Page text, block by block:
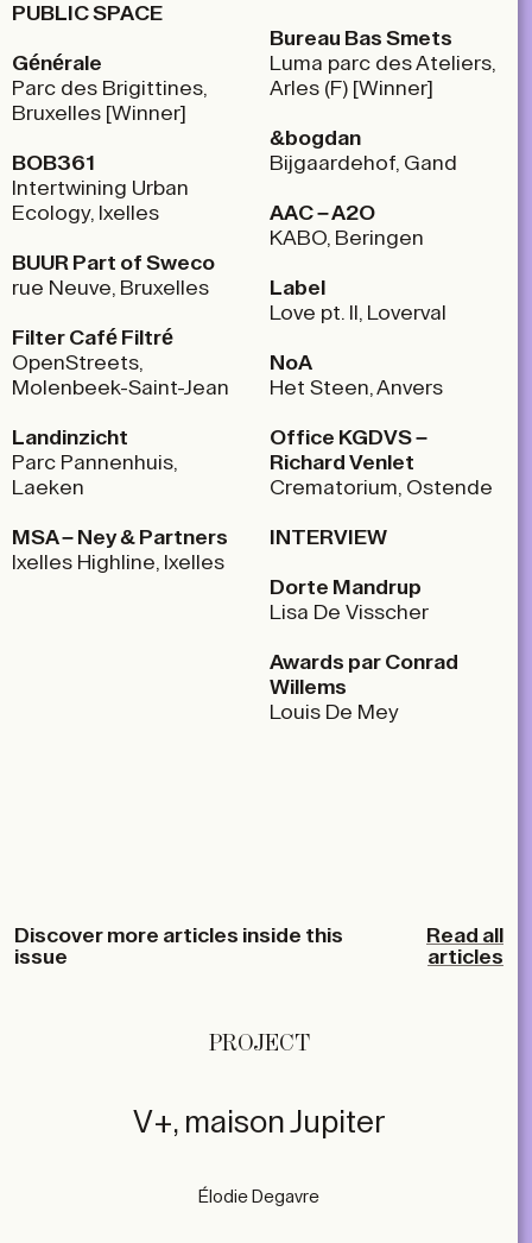
PUBLIC SPACE
Générale
Parc des Brigittines,
Bruxelles [Winner]
BOB361
Intertwining Urban
Ecology, Ixelles
BUUR Part of Sweco
rue Neuve, Bruxelles
Filter Café Filtré
OpenStreets,
Molenbeek-Saint-Jean
Landinzicht
Parc Pannenhuis,
Laeken
MSA – Ney & Partners
Ixelles Highline, Ixelles
Bureau Bas Smets
Luma parc des Ateliers,
Arles (F) [Winner]
&bogdan
Bijgaardehof, Gand
AAC – A2O
KABO, Beringen
Label
Love pt. II, Loverval
NoA
Het Steen, Anvers
Office KGDVS –
Richard Venlet
Crematorium, Ostende
INTERVIEW
Dorte Mandrup
Lisa De Visscher
Awards par Conrad
Willems
Louis De Mey
Discover more articles inside this
issue
Read all
articles
PROJECT
V+, maison Jupiter
Élodie Degavre